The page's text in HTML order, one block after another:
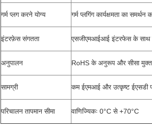
गर्म प्लग करने योग्य गर्म प्लगिंग कार्यक्षमता का समर्थन
इंटरफ़ेस संगतता एसजीएमआईआई इंटरफेस के साथ
अनुपालन RoHS के अनुरूप और सीसा मुक्त
सामग्री कम ईएमआई और उत्कृष्ट ईएसडी
परिचालन तापमान सीमा वाणिज्यिकः 0°C से +70°C